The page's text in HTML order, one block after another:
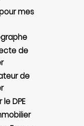
mes
de
de
le DPE